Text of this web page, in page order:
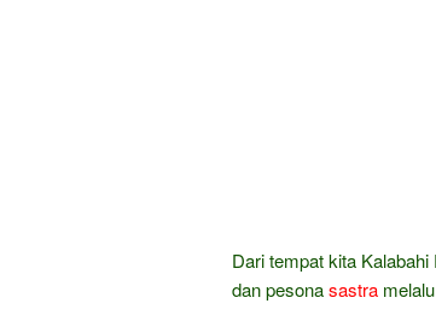
Dari tempat kita
dan pesonasastra